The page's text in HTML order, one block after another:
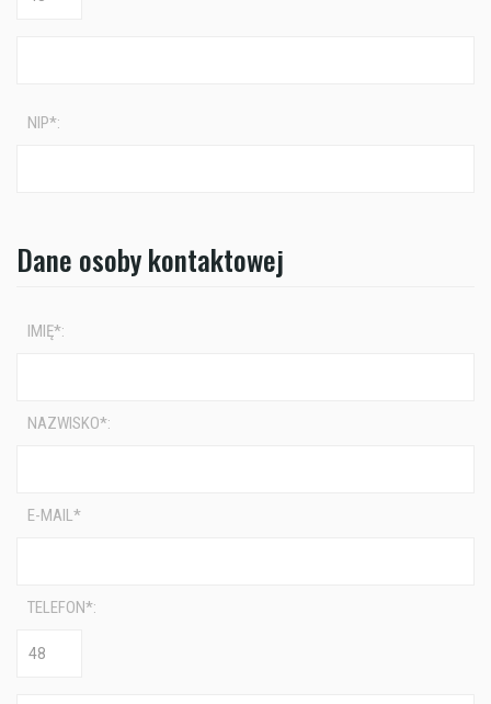
NIP*:
Dane osoby kontaktowej
IMIĘ*:
NAZWISKO*:
E-MAIL*
TELEFON*: